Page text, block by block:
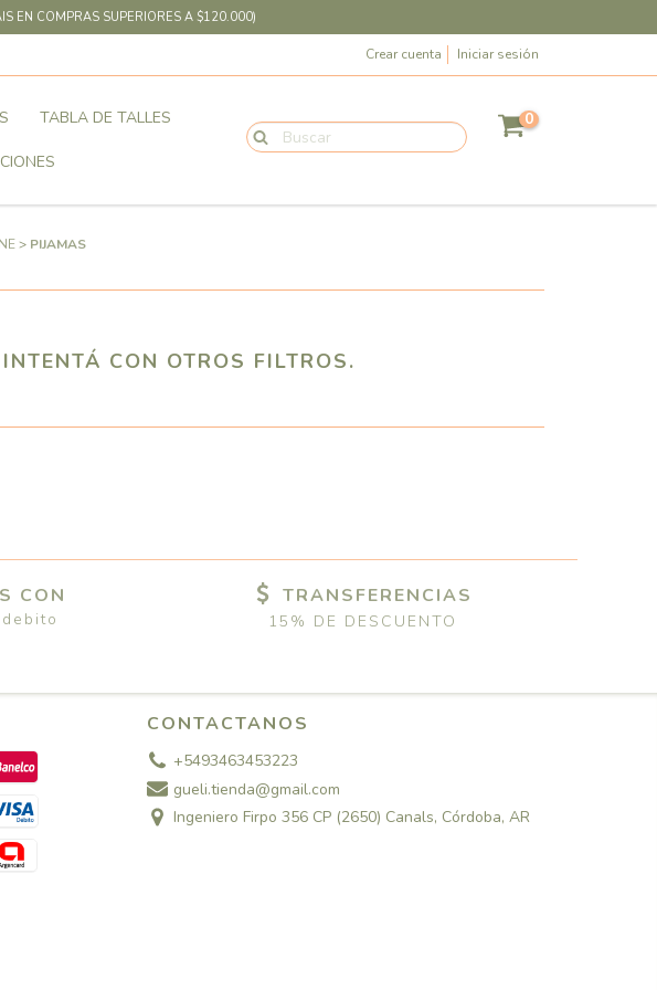
EN COMPRAS SUPERIORES A $120.000)
Crear cuenta Iniciar sesión
TABLA DE TALLES 0
> PIJAMAS
CON OTROS FILTROS.
CON TRANSFERENCIAS
15% DE DESCUENTO
CONTACTANOS
+5493463453223
gueli.tienda@gmail.com
Ingeniero Firpo 356 CP (2650) Canals, Córdoba, AR